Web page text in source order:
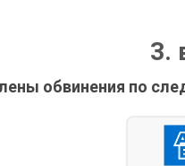
3.
обвинения по